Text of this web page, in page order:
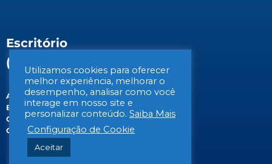
Escritório
(Filial)
Av. Gen. Valdomiro de Lima, 647B
Bairro: Jabaquara
Cidade: São Paulo/SP
CEP: 04344-070
Utilizamos cookies para oferecer
melhor experiência, melhorar o
desempenho, analisar como você
interage em nosso site e
personalizar conteúdo. Saiba Mais
Configuração de Cookie
Aceitar